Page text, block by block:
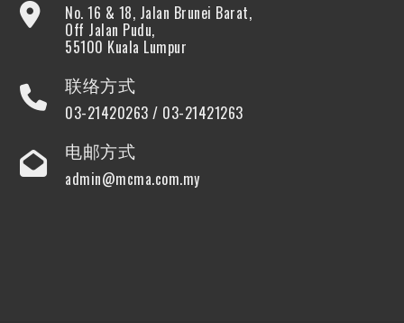
No. 16 & 18, Jalan Brunei Barat,
Off Jalan Pudu,
55100 Kuala Lumpur
联络方式
03-21420263 / 03-21421263
电邮方式
admin@mcma.com.my